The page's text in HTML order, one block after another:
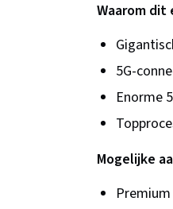
Waarom dit
5G-
Enorme
Mogelijke